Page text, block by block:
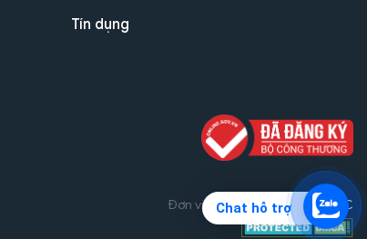
Chat hỗ trợ
Tín dụng
Đơn vị triển khai dự án
THG JSC